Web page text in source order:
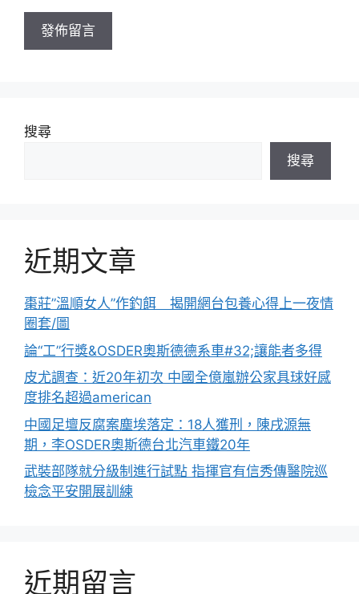
址
搜尋
搜尋
近期文章
棗莊”溫順女人”作釣餌 揭開網台包養心得上一夜情
圈套/圖
論“工”行獎&OSDER奧斯德德系車#32;讓能者多得
皮尤調查：近20年初次 中國全億嵐辦公家具球好感
度排名超過american
中國足壇反腐案塵埃落定：18人獲刑，陳戌源無
期，李OSDER奧斯德台北汽車鐵20年
武裝部隊就分級制進行試點 指揮官有信秀傳醫院巡
檢念平安開展訓練
近期留言